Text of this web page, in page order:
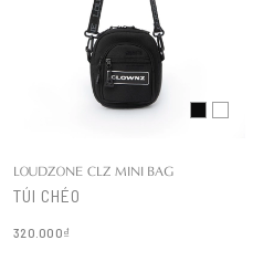
LOUDZONE CLZ MINI BAG
TÚI CHÉO
320.000₫